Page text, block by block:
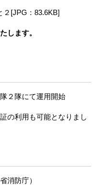
２[JPG：83.6KB]
します。
２隊にて運用開始
の利用も可能となりまし
省消防庁）